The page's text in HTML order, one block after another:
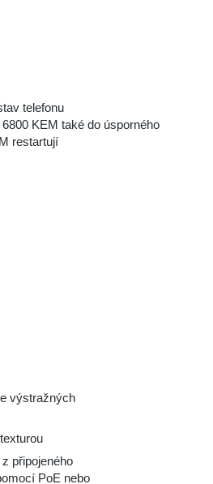
telefonu
KEM také do úsporného
restartují
výstražných
připojeného
PoE nebo